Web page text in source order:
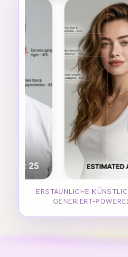
ERSTAUNLICHE
GENERIERT-